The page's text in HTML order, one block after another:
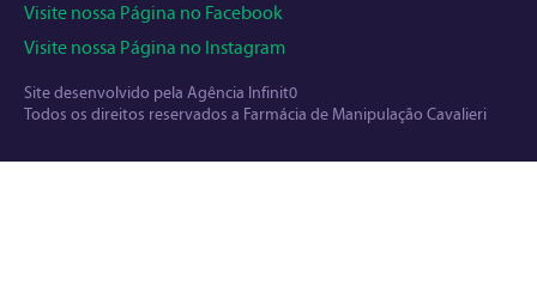
Visite nossa Página no Facebook
Visite nossa Página no Instagram
Site desenvolvido pela Agência Infinit0
Todos os direitos reservados a Farmácia de Manipulação Cavalieri